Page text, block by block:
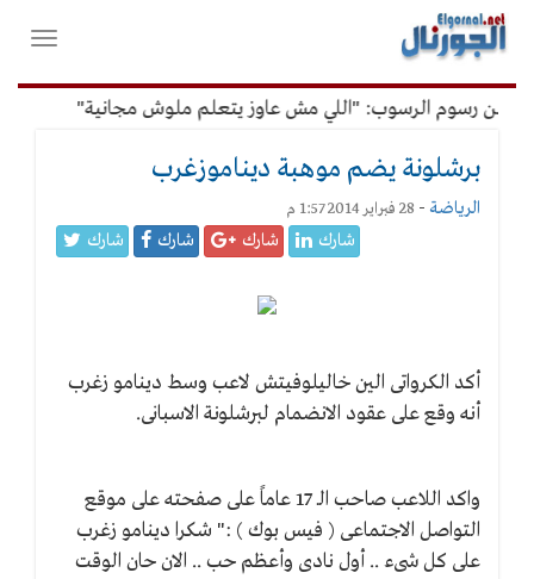
القائمة
الرئيسية
فتح
عن رسوم الرسوب: "اللي مش عاوز يتعلم ملوش مجانية"
برشلونة يضم موهبة ديناموزغرب
الرياضة - 28 فبراير 2014 1:57 م
شارك شارك شارك شارك
أكد الكرواتى الين خاليلوفيتش لاعب وسط دينامو زغرب
أنه وقع على عقود الانضمام لبرشلونة الاسبانى.
واكد اللاعب صاحب الـ 17 عاماً على صفحته على موقع
التواصل الاجتماعى ( فيس بوك ) :" شكرا دينامو زغرب
على كل شىء .. أول نادى وأعظم حب .. الان حان الوقت